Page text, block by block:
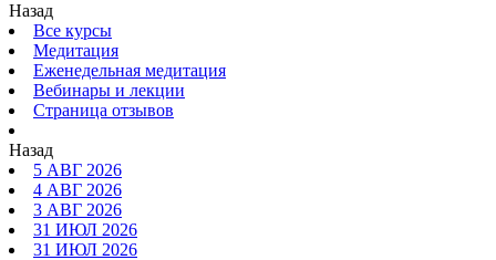
Назад
Все курсы
Медитация
Еженедельная медитация
Вебинары и лекции
Страница отзывов
Назад
5 АВГ 2026
4 АВГ 2026
3 АВГ 2026
31 ИЮЛ 2026
31 ИЮЛ 2026